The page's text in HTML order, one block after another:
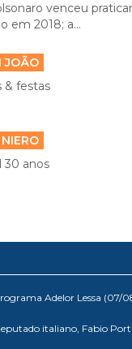
venceu
em 2018; a...
JOÃO
& festas
30 anos
Adelor Lessa (07/
italiano, Fabio